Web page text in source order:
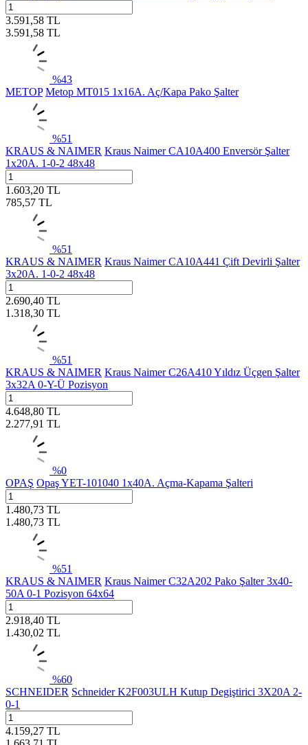
3.591,58 TL
3.591,58 TL
%43
METOP Metop MT015 1x16A. Aç/Kapa Pako Şalter
%51
KRAUS & NAIMER Kraus Naimer CA10A400 Enversör Şalter
1x20A. 1-0-2 48x48
1.603,20 TL
785,57 TL
%51
KRAUS & NAIMER Kraus Naimer CA10A441 Çift Devirli Şalter
3x20A. 1-0-2 48x48
2.690,40 TL
1.318,30 TL
%51
KRAUS & NAIMER Kraus Naimer C26A410 Yıldız Üçgen Şalter
3x32A 0-Y-Ü Pozisyon
4.648,80 TL
2.277,91 TL
%0
OPAŞ Opaş YET-101040 1x40A. Açma-Kapama Şalteri
1.480,73 TL
1.480,73 TL
%51
KRAUS & NAIMER Kraus Naimer C32A202 Pako Şalter 3x40-
50A 0-1 Pozisyon 64x64
2.918,40 TL
1.430,02 TL
%60
SCHNEIDER Schneider K2F003ULH Kutup Degiştirici 3X20A 2-
0-1
4.159,27 TL